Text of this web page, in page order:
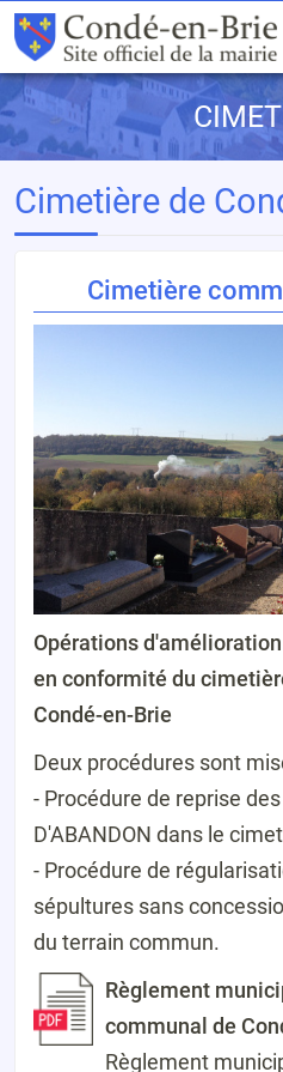
Cimetière de
Cimetière
Opérations
en conformité du
Condé-en-Brie
Deux procédures sont
- Procédure de reprise
D'ABANDON dans le
- Procédure de
sépultures sans
du terrain commun.
Règlement
communal de
Règlement